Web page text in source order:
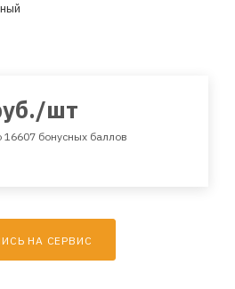
/шт
16607 бонусных баллов
НА СЕРВИС